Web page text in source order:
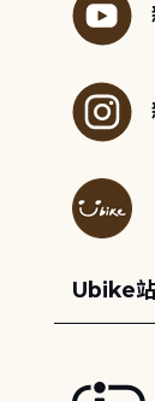
Ubike